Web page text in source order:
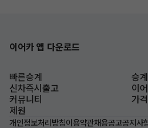
이어카 앱 다운로드
빠른승계
승
신차즉시출고
이
커뮤니티
가
제원
개인정보처리방침이용약관채용공고공지사